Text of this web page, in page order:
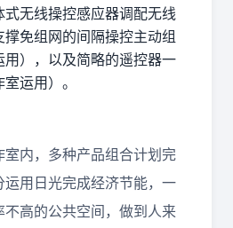
无线操控感应器调配无线
免组网的间隔操控主动组
用），以及简略的遥控器一
运用）。
内，多种产品组合计划完
运用日光完成经济节能，一
高的公共空间，做到人来